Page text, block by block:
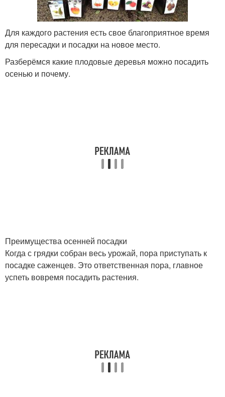
Для каждого растения есть свое благоприятное время
для пересадки и посадки на новое место.
Разберёмся какие плодовые деревья можно посадить
осенью и почему.
Преимущества осенней посадки
Когда с грядки собран весь урожай, пора приступать к
посадке саженцев. Это ответственная пора, главное
успеть вовремя посадить растения.